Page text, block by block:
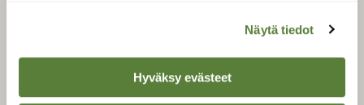
Näytä tiedot
Hyväksy evästeet
luonnonsuojelu­liitto.